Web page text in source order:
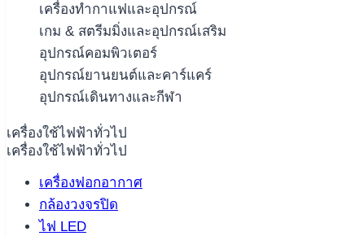
เครื่องทำกาแฟและอุปกรณ์
เกม & สตรีมมิ่งและอุปกรณ์เสริม
อุปกรณ์คอมพิวเตอร์
อุปกรณ์ยานยนต์และคาร์แคร์
อุปกรณ์เดินทางและกีฬา
เครื่องใช้ไฟฟ้าทั่วไป
เครื่องใช้ไฟฟ้าทั่วไป
เครื่องฟอกอากาศ
กล้องวงจรปิด
ไฟ LED